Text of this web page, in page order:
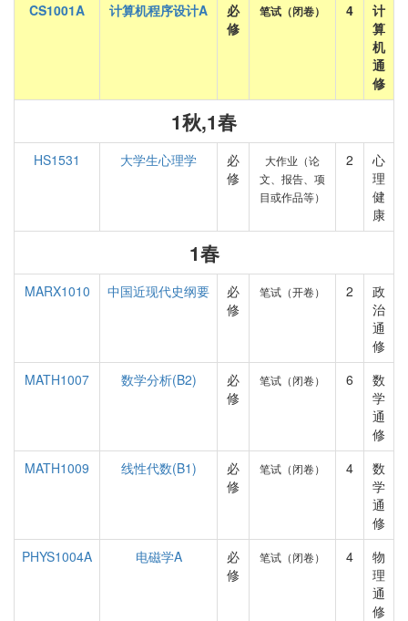
CS1001A
计算机程序设计A
必
修
笔试（闭卷） 4
计
算
机
通
修
1秋,1春
HS1531 大学生心理学
必
修
大作业（论
文、报告、项
目或作品等）
2
心
理
健
康
1春
MARX1010 中国近现代史纲要
必
修
笔试（开卷） 2
政
治
通
修
MATH1007
数学分析(B2)
必
修
笔试（闭卷） 6
数
学
通
修
MATH1009
线性代数(B1)
必
修
笔试（闭卷） 4
数
学
通
修
PHYS1004A
电磁学A
必
修
笔试（闭卷） 4
物
理
通
修